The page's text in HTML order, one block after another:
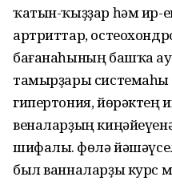
ҡатын-ҡыҙҙар һәм ир-
артриттар,
бағанаһының башҡа
тамырҙары системаһы
гипертония,
веналарҙың
шифалы. Өфөлә
был ванналарҙы курс